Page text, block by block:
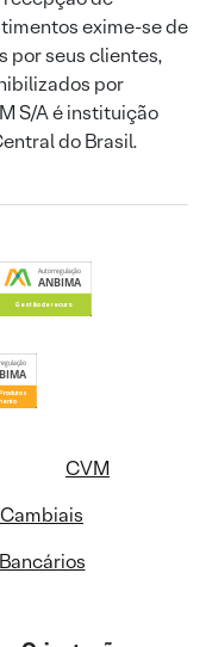
exime-se de
por seus clientes,
por
S/A é instituição
do Brasil.
CVM